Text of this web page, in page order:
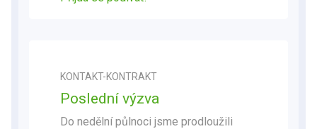
KONTAKT-KONTRAKT
Poslední výzva
Do nedělní půlnoci jsme prodloužili